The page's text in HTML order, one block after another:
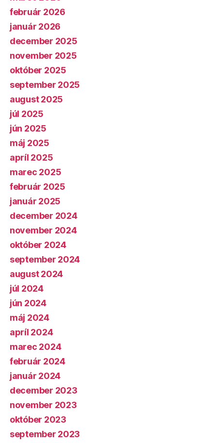
február 2026
január 2026
december 2025
november 2025
október 2025
september 2025
august 2025
júl 2025
jún 2025
máj 2025
apríl 2025
marec 2025
február 2025
január 2025
december 2024
november 2024
október 2024
september 2024
august 2024
júl 2024
jún 2024
máj 2024
apríl 2024
marec 2024
február 2024
január 2024
december 2023
november 2023
október 2023
september 2023